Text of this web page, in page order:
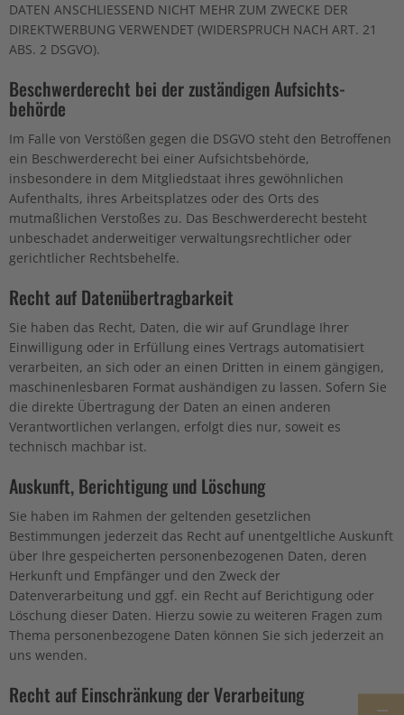
DATEN ANSCHLIESSEND NICHT MEHR ZUM ZWECKE DER
DIREKTWERBUNG VERWENDET (WIDERSPRUCH NACH ART. 21
ABS. 2 DSGVO).
Beschwerde­recht bei der zuständigen Aufsichts­
behörde
Im Falle von Verstößen gegen die DSGVO steht den Betroffenen
ein Beschwerderecht bei einer Aufsichtsbehörde,
insbesondere in dem Mitgliedstaat ihres gewöhnlichen
Aufenthalts, ihres Arbeitsplatzes oder des Orts des
mutmaßlichen Verstoßes zu. Das Beschwerderecht besteht
unbeschadet anderweitiger verwaltungsrechtlicher oder
gerichtlicher Rechtsbehelfe.
Recht auf Daten­übertrag­barkeit
Sie haben das Recht, Daten, die wir auf Grundlage Ihrer
Einwilligung oder in Erfüllung eines Vertrags automatisiert
verarbeiten, an sich oder an einen Dritten in einem gängigen,
maschinenlesbaren Format aushändigen zu lassen. Sofern Sie
die direkte Übertragung der Daten an einen anderen
Verantwortlichen verlangen, erfolgt dies nur, soweit es
technisch machbar ist.
Auskunft, Berichtigung und Löschung
Sie haben im Rahmen der geltenden gesetzlichen
Bestimmungen jederzeit das Recht auf unentgeltliche Auskunft
über Ihre gespeicherten personenbezogenen Daten, deren
Herkunft und Empfänger und den Zweck der
Datenverarbeitung und ggf. ein Recht auf Berichtigung oder
Löschung dieser Daten. Hierzu sowie zu weiteren Fragen zum
Thema personenbezogene Daten können Sie sich jederzeit an
uns wenden.
Recht auf Einschränkung der Verarbeitung